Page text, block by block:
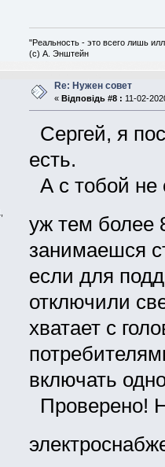
"Реальность - это всего лишь
(с) А. Энштейн
Re: Нужен совет
« Відповідь #8 : 11-02-
Сергей, я
есть.
А с тобой не
уж тем более
занимаешся
если для
отключили
хватает с
включать
Проверено!